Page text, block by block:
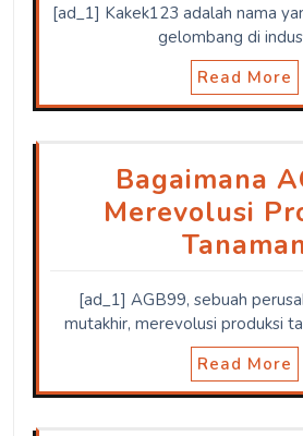
[ad_1] Kakek123 adalah nama
gelombang di
Read More
Bagaimana
Merevolusi
[ad_1] AGB99, sebuah
mutakhir, merevolusi produksi
Read More